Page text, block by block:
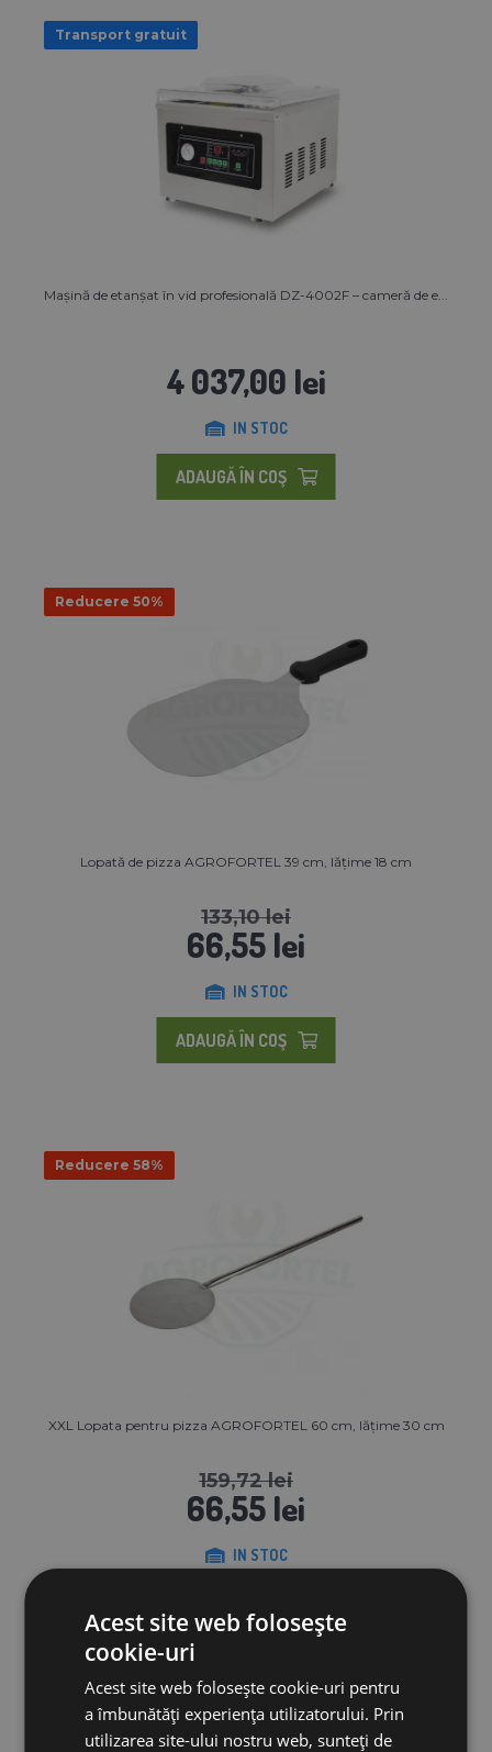
Transport gratuit
Mașină de etanșat în vid profesională DZ-4002F – cameră de e...
4 037,00 lei
IN STOC
ADAUGĂ ÎN COŞ
Reducere 50%
Lopată de pizza AGROFORTEL 39 cm, lățime 18 cm
133,10 lei
66,55 lei
IN STOC
ADAUGĂ ÎN COŞ
Reducere 58%
XXL Lopata pentru pizza AGROFORTEL 60 cm, lățime 30 cm
159,72 lei
66,55 lei
IN STOC
Acest site web folosește
cookie-uri
Acest site web folosește cookie-uri pentru
a îmbunătăți experiența utilizatorului. Prin
utilizarea site-ului nostru web, sunteți de